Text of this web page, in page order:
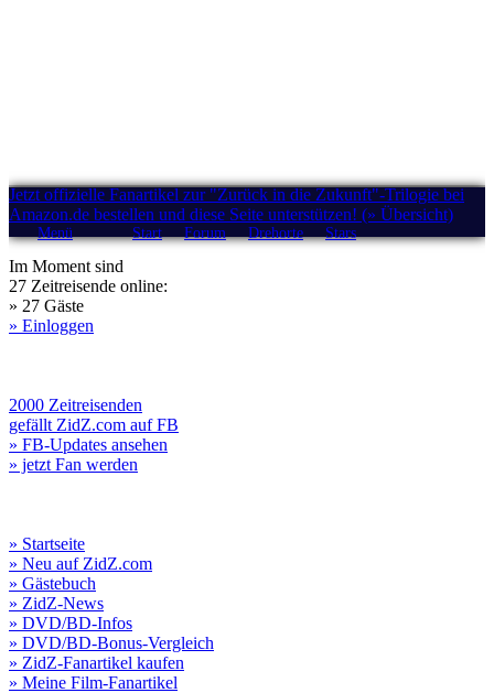
Jetzt offizielle Fanartikel zur "Zurück in die Zukunft"-Trilogie bei
Amazon.de bestellen und diese Seite unterstützen! (» Übersicht)
Menü Start Forum Drehorte Stars
Im Moment sind
27 Zeitreisende online:
» 27 Gäste
» Einloggen
2000 Zeitreisenden
gefällt ZidZ.com auf FB
» FB-Updates ansehen
» jetzt Fan werden
» Startseite
» Neu auf ZidZ.com
» Gästebuch
» ZidZ-News
» DVD/BD-Infos
» DVD/BD-Bonus-Vergleich
» ZidZ-Fanartikel kaufen
» Meine Film-Fanartikel